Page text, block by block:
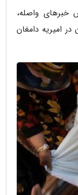
خبرهای واصله،
امیریه دامغان